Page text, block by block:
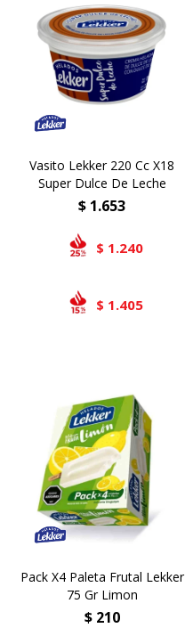
Vasito Lekker 220 Cc X18
Super Dulce De Leche
$ 1.653
$ 1.240
$ 1.405
Pack X4 Paleta Frutal Lekker
75 Gr Limon
$ 210